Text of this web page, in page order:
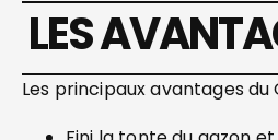
LES
Les principaux avantages du